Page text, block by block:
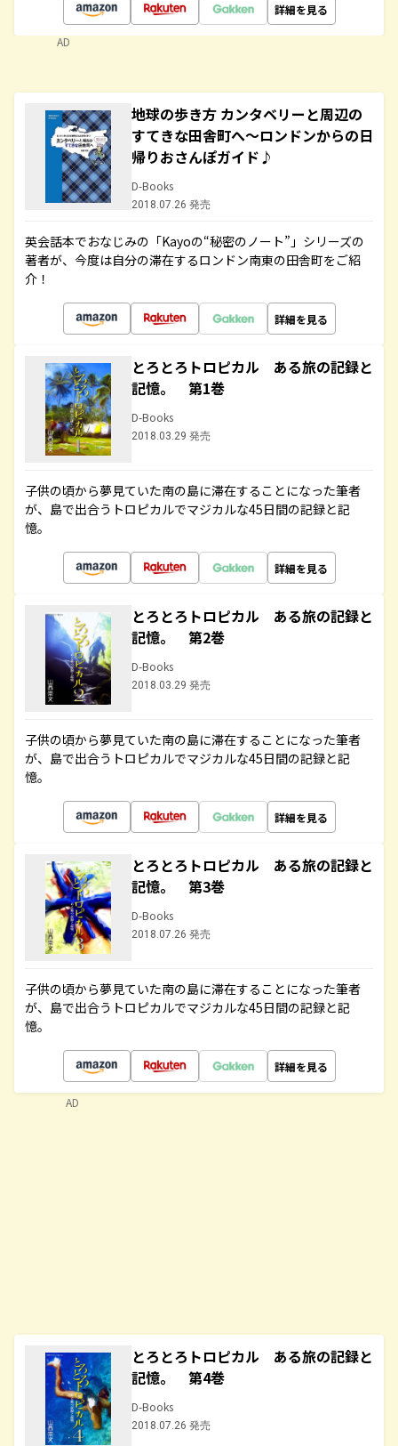
詳細を見る
AD
地球の歩き方 カンタベリーと周辺の
すてきな田舎町へ～ロンドンからの日
帰りおさんぽガイド♪
D-Books
2018.07.26 発売
英会話本でおなじみの「Kayoの“秘密のノート”」シリーズの
著者が、今度は自分の滞在するロンドン南東の田舎町をご紹
介！
詳細を見る
とろとろトロピカル ある旅の記録と
記憶。 第1巻
D-Books
2018.03.29 発売
子供の頃から夢見ていた南の島に滞在することになった筆者
が、島で出合うトロピカルでマジカルな45日間の記録と記
憶。
詳細を見る
とろとろトロピカル ある旅の記録と
記憶。 第2巻
D-Books
2018.03.29 発売
子供の頃から夢見ていた南の島に滞在することになった筆者
が、島で出合うトロピカルでマジカルな45日間の記録と記
憶。
詳細を見る
とろとろトロピカル ある旅の記録と
記憶。 第3巻
D-Books
2018.07.26 発売
子供の頃から夢見ていた南の島に滞在することになった筆者
が、島で出合うトロピカルでマジカルな45日間の記録と記
憶。
詳細を見る
とろとろトロピカル ある旅の記録と
記憶。 第4巻
D-Books
2018.07.26 発売
AD